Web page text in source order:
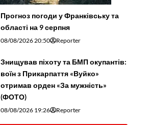
Прогноз погоди у Франківську та
області на 9 серпня
08/08/2026 20:50 Reporter
Знищував піхоту та БМП окупантів:
воїн з Прикарпаття «Вуйко»
отримав орден «За мужність»
(ФОТО)
08/08/2026 19:26 Reporter